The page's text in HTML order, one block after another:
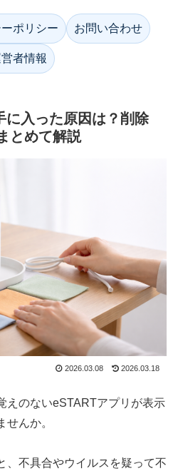
ポリシー お問い合わせ
者情報
入った原因は？削除
とめて解説
2026.03.08 2026.03.18
えのないeSTARTアプリが表示
せんか。
、不具合やウイルスを疑って不